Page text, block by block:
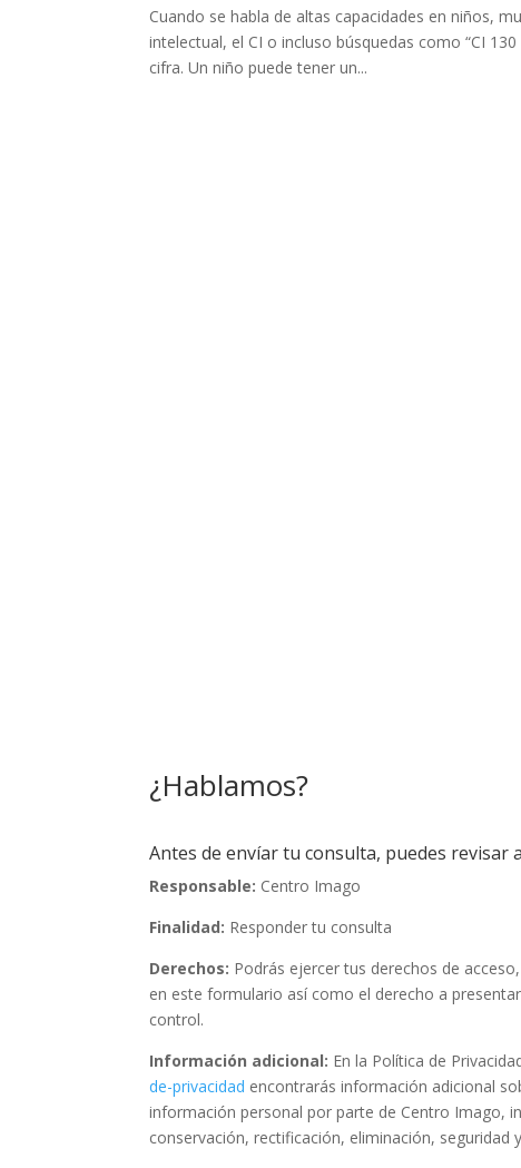
Cuando se habla de altas capacidades en niños,
intelectual, el CI o incluso búsquedas como “CI
cifra. Un niño puede tener un...
¿Hablamos?
Antes de envíar tu consulta, puedes revisar
Responsable: Centro Imago
Finalidad: Responder tu consulta
Derechos: Podrás ejercer tus derechos de
en este formulario así como el derecho a
control.
Información adicional: En la Política de
de-privacidad encontrarás información adicional
información personal por parte de Centro Imago,
conservación, rectificación, eliminación, seguridad